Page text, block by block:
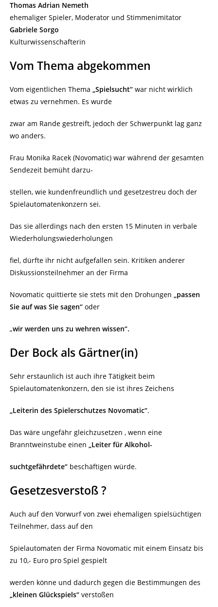
Thomas Adrian Nemeth
ehemaliger Spieler, Moderator und Stimmenimitator
Gabriele Sorgo
Kulturwissenschafterin
Vom Thema abgekommen
Vom eigentlichen Thema „Spielsucht“ war nicht wirklich
etwas zu vernehmen. Es wurde
zwar am Rande gestreift, jedoch der Schwerpunkt lag ganz
wo anders.
Frau Monika Racek (Novomatic) war während der gesamten
Sendezeit bemüht darzu-
stellen, wie kundenfreundlich und gesetzestreu doch der
Spielautomatenkonzern sei.
Das sie allerdings nach den ersten 15 Minuten in verbale
Wiederholungswiederholungen
fiel, dürfte ihr nicht aufgefallen sein. Kritiken anderer
Diskussionsteilnehmer an der Firma
Novomatic quittierte sie stets mit den Drohungen „passen
Sie auf was Sie sagen“ oder
„wir werden uns zu wehren wissen“.
Der Bock als Gärtner(in)
Sehr erstaunlich ist auch ihre Tätigkeit beim
Spielautomatenkonzern, den sie ist ihres Zeichens
„Leiterin des Spielerschutzes Novomatic“.
Das wäre ungefähr gleichzusetzen , wenn eine
Branntweinstube einen „Leiter für Alkohol-
suchtgefährdete“ beschäftigen würde.
Gesetzesverstoß ?
Auch auf den Vorwurf von zwei ehemaligen spielsüchtigen
Teilnehmer, dass auf den
Spielautomaten der Firma Novomatic mit einem Einsatz bis
zu 10,- Euro pro Spiel gespielt
werden könne und dadurch gegen die Bestimmungen des
„kleinen Glückspiels“ verstoßen